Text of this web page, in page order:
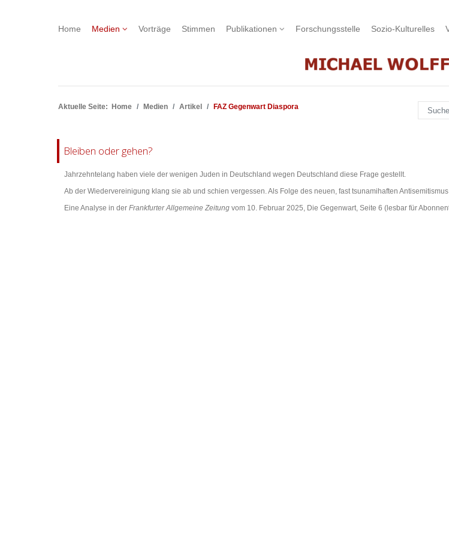
Home Medien Vorträge Stimmen Publikationen Forschungsstelle Sozio-Kulturelles
Aktuelle Seite: Home Medien Artikel FAZ Gegenwart Diaspora Suchen
Bleiben oder gehen?
Jahrzehntelang haben viele der wenigen Juden in Deutschland wegen Deutschland diese Frage gestellt.
Ab der Wiedervereinigung klang sie ab und schien vergessen. Als Folge des neuen, fast tsunamihaften
Eine Analyse in der Frankfurter Allgemeine Zeitung vom 10. Februar 2025, Die Gegenwart, Seite 6 (lesbar für